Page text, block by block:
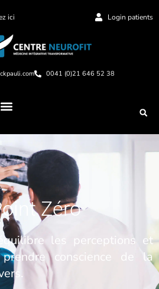
ici Login patients
0041 (0)21 646 52 38
Zéro
les perceptions et
conscience de la